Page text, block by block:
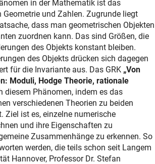
in der Mathematik ist das
und Zahlen. Zugrunde liegt
dass man geometrischen Objekten
zuordnen kann. Das sind Größen, die
des Objekts konstant bleiben.
des Objekts drücken sich dagegen
für die Invariante aus. Das GRK „Von
Moduli, Hodge Theorie, rationale
diesem Phänomen, indem es das
verschiedenen Theorien zu beiden
Ziel ist es, einzelne numerische
und ihre Eigenschaften zu
Zusammenhänge zu erkennen. So
werden, die teils schon seit Langem
Hannover, Professor Dr. Stefan